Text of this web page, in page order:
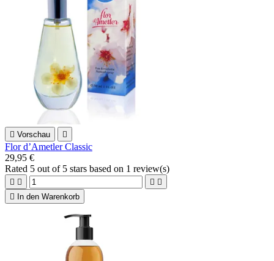
 Vorschau 
Flor d’Ametler Classic
29,95 €
Rated 5 out of 5 stars based on 1 review(s)
   

In den Warenkorb